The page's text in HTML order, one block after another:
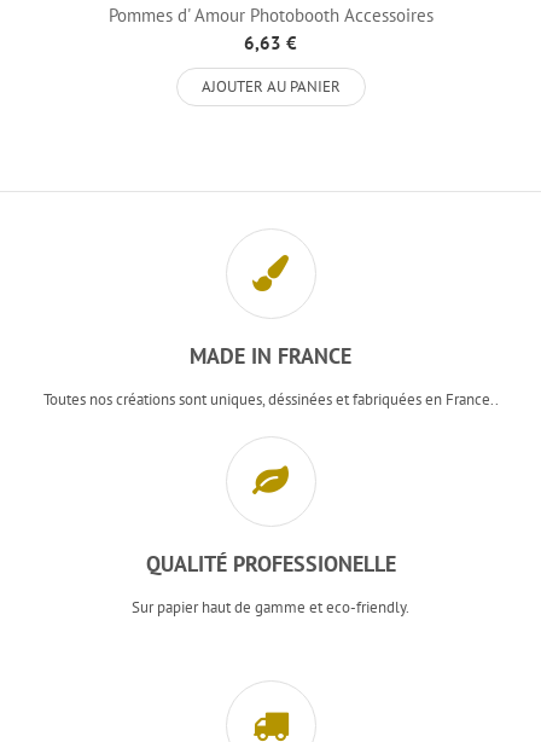
Pommes d' Amour Photobooth Accessoires
6,63 €
AJOUTER AU PANIER
MADE IN FRANCE
Toutes nos créations sont uniques, déssinées et fabriquées en France..
QUALITÉ PROFESSIONELLE
Sur papier haut de gamme et eco-friendly.